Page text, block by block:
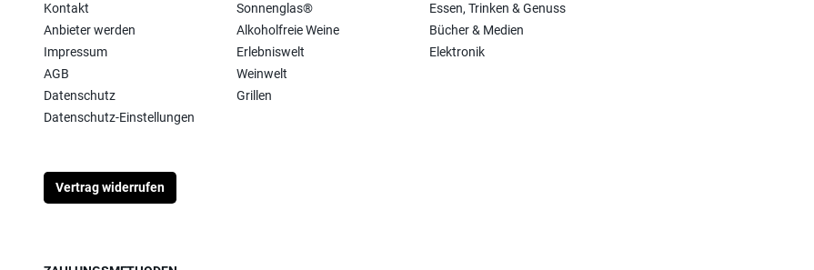
Kontakt
Anbieter werden
Impressum
AGB
Datenschutz
Datenschutz-Einstellungen
Sonnenglas®
Alkoholfreie Weine
Erlebniswelt
Weinwelt
Grillen
Essen, Trinken & Genuss
Bücher & Medien
Elektronik
Vertrag widerrufen